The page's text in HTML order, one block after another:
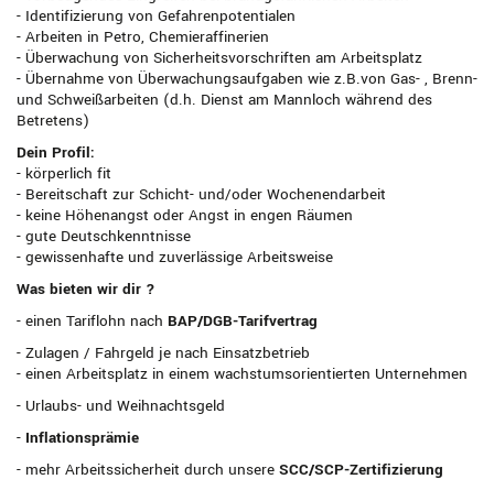
- Identifizierung von Gefahrenpotentialen
- Arbeiten in Petro, Chemieraffinerien
- Überwachung von Sicherheitsvorschriften am Arbeitsplatz
- Übernahme von Überwachungsaufgaben wie z.B.von Gas- , Brenn-
und Schweißarbeiten (d.h. Dienst am Mannloch während des
Betretens)
Dein Profil:
- körperlich fit
- Bereitschaft zur Schicht- und/oder Wochenendarbeit
- keine Höhenangst oder Angst in engen Räumen
- gute Deutschkenntnisse
- gewissenhafte und zuverlässige Arbeitsweise
Was bieten wir dir ?
- einen Tariflohn nach BAP/DGB-Tarifvertrag
- Zulagen / Fahrgeld je nach Einsatzbetrieb
- einen Arbeitsplatz in einem wachstumsorientierten Unternehmen
- Urlaubs- und Weihnachtsgeld
- Inflationsprämie
- mehr Arbeitssicherheit durch unsere SCC/SCP-Zertifizierung